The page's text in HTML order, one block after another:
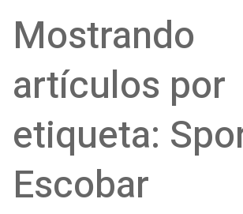
Mostrando
artículos por
etiqueta:
Escobar